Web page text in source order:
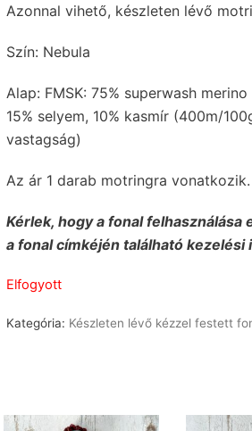
Azonnal vihető, készleten lévő
Szín: Nebula
Alap: FMSK: 75% superwash
15% selyem, 10% kasmír (400m/
vastagság)
Az ár 1 darab motringra vonatkozik.
Kérlek, hogy a fonal felhasználása
a fonal címkéjén található
Elfogyott
Kategória: Készleten lévő kézzel festett